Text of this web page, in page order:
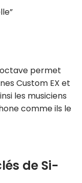
permet
Custom EX et
les musiciens
comme ils le
de Si-